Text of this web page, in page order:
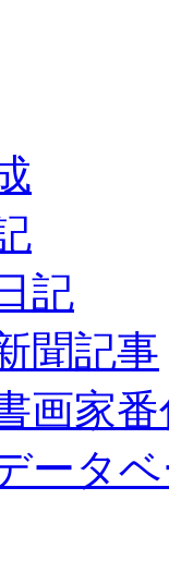
記
聞記事
画家
ータ